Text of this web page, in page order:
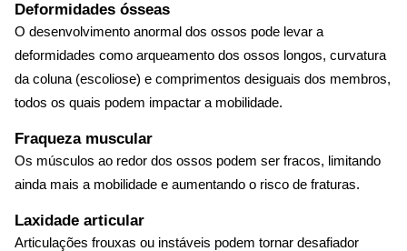
Deformidades ósseas
O desenvolvimento anormal dos ossos pode levar a
deformidades como arqueamento dos ossos longos, curvatura
da coluna (escoliose) e comprimentos desiguais dos membros,
todos os quais podem impactar a mobilidade.
Fraqueza muscular
Os músculos ao redor dos ossos podem ser fracos, limitando
ainda mais a mobilidade e aumentando o risco de fraturas.
Laxidade articular
Articulações frouxas ou instáveis podem tornar desafiador